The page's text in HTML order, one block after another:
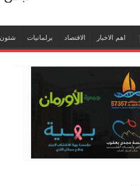
اهم الاخبار الاقتصاد برلمانيات شئون